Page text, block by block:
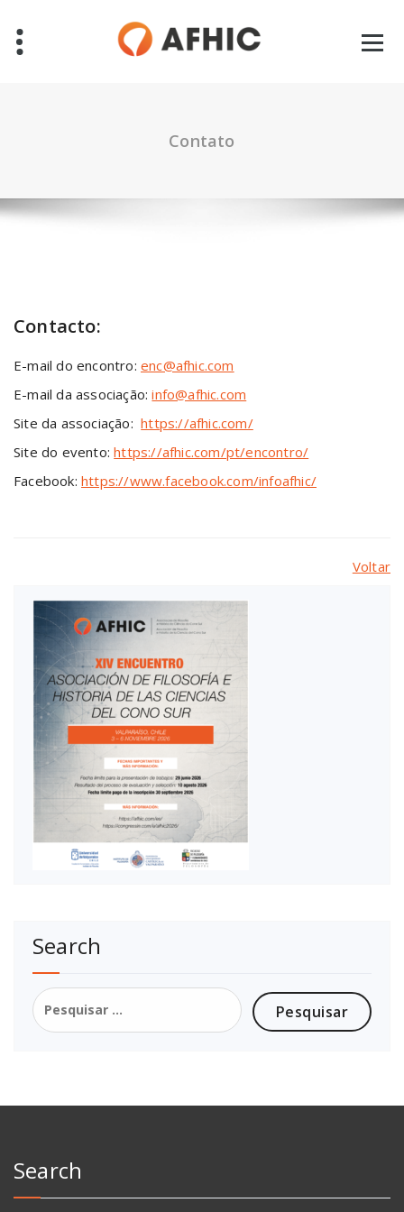
para
Contato
Contacto:
E-mail do encontro: enc@afhic.com
E-mail da associação:info@afhic.com
Site da associação:https://afhic.com/
Site do evento:https://afhic.com/pt/encontro/
Facebook: https://www.facebook.com/infoafhic/
Voltar
Search
Pesquisar
por:
Search